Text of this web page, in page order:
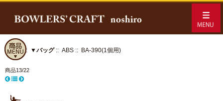
ホーム:: ▼バッグ:: ABS :: BA-390(1個用)
商品13/22